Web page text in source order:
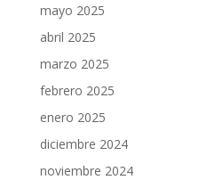
mayo 2025
abril 2025
marzo 2025
febrero 2025
enero 2025
diciembre 2024
noviembre 2024